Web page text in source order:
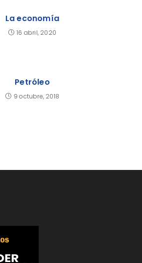
La economía
16 abril, 2020
Petróleo
9 octubre, 2018